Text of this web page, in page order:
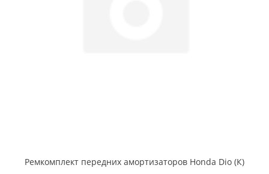
Ремкомплект передних амортизаторов Honda Dio (К)